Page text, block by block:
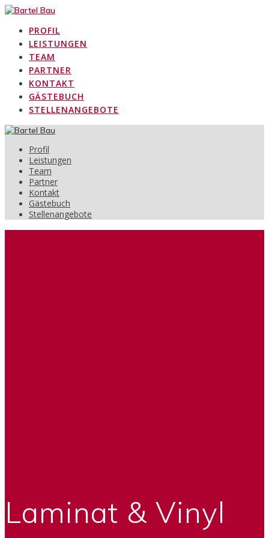
Zum
springenPROFIL
LEISTUNGEN
TEAM
PARTNER
KONTAKT
GÄSTEBUCH
STELLENANGEBOTE
Profil
Leistungen
Team
Partner
Kontakt
Gästebuch
Stellenangebote
Laminat & Vinyl